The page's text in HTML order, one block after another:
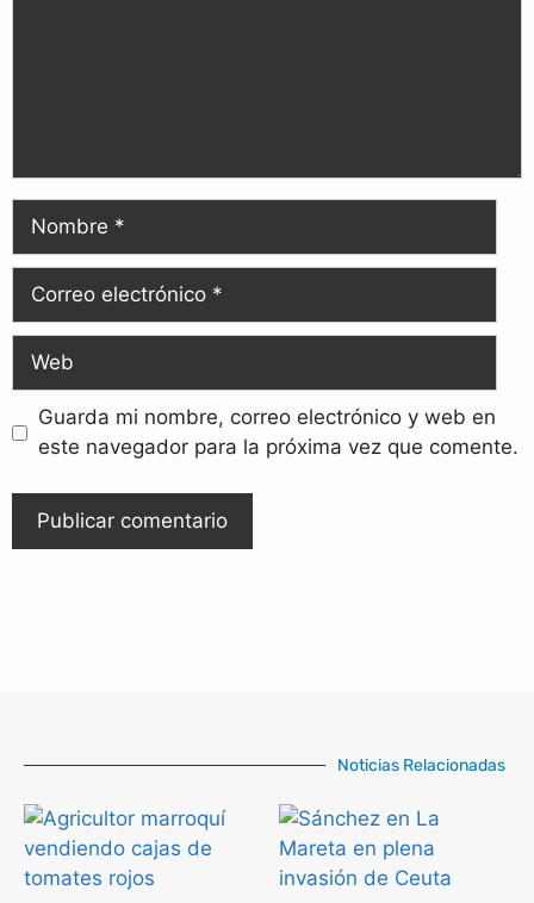
Guarda mi nombre, correo electrónico y web en
este navegador para la próxima vez que comente.
Noticias Relacionadas